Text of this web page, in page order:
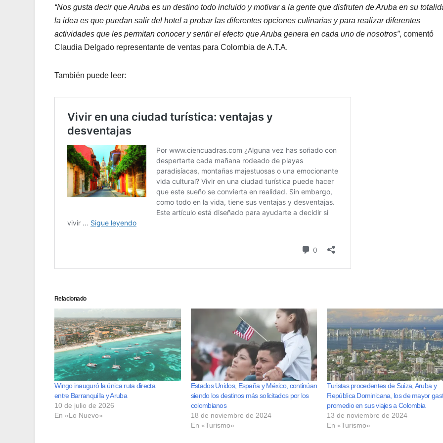
“Nos gusta decir que Aruba es un destino todo incluido y motivar a la gente que disfruten de Aruba en su
la idea es que puedan salir del hotel a probar las diferentes opciones culinarias y para realizar diferentes
actividades que les permitan conocer y sentir el efecto que Aruba genera en cada uno de nosotros”, comentó
Claudia Delgado representante de ventas para Colombia de A.T.A.
También puede leer:
Relacionado
Wingo inauguró la única ruta directa
entre Barranquilla y Aruba
10 de julio de 2026
En «Lo Nuevo»
Estados Unidos, España y México, continúan
siendo los destinos más solicitados por los
colombianos
18 de noviembre de 2024
En «Turismo»
Turistas procedentes de Suiza, Aruba y
República Dominicana, los de mayor
promedio en sus viajes a Colombia
13 de noviembre de 2024
En «Turismo»